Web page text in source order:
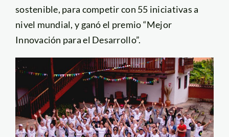
sostenible, para competir con 55 iniciativas a
nivel mundial, y ganó el premio “Mejor
Innovación para el Desarrollo”.